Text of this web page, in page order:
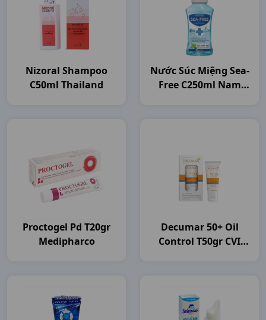
Nizoral Shampoo
C50ml Thailand
Nước Súc Miệng Sea-
Free C250ml Nam
Proctogel Pd T20gr
Medipharco
Decumar 50+ Oil
Control T50gr CVI